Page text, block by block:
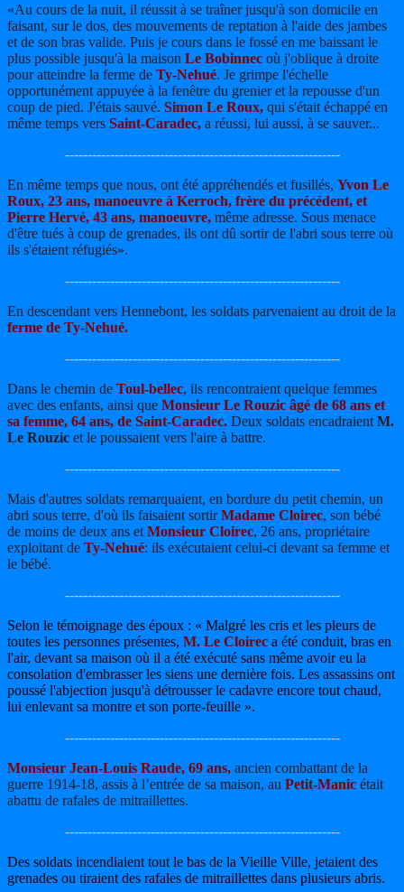
«Au cours de la nuit, il réussit à se traîner jusqu'à son domicile en
faisant, sur le dos, des mouvements de reptation à l'aide des jambes
et de son bras valide. Puis je cours dans le fossé en me baissant le
plus possible jusqu'à la maison Le Bobinnec où j'oblique à droite
pour atteindre la ferme de Ty-Nehué. Je grimpe l'échelle
opportunément appuyée à la fenêtre du grenier et la repousse d'un
coup de pied. J'étais sauvé. Simon Le Roux, qui s'était échappé en
même temps vers Saint-Caradec, a réussi, lui aussi, à se sauver...
-------------------------------------------------------------
En même temps que nous, ont été appréhendés et fusillés, Yvon Le
Roux, 23 ans, manoeuvre à Kerroch, frère du précédent, et
Pierre Hervé, 43 ans, manoeuvre, même adresse. Sous menace
d'être tués à coup de grenades, ils ont dû sortir de l'abri sous terre où
ils s'étaient réfugiés».
-------------------------------------------------------------
En descendant vers Hennebont, les soldats parvenaient au droit de la
ferme de Ty-Nehué.
-------------------------------------------------------------
Dans le chemin de Toul-bellec, ils rencontraient quelque femmes
avec des enfants, ainsi que Monsieur Le Rouzic âgé de 68 ans et
sa femme, 64 ans, de Saint-Caradec. Deux soldats encadraient M.
Le Rouzic et le poussaient vers l'aire à battre.
-------------------------------------------------------------
Mais d'autres soldats remarquaient, en bordure du petit chemin, un
abri sous terre, d'où ils faisaient sortirMadame Cloirec, son bébé
de moins de deux ans et Monsieur Cloirec, 26 ans, propriétaire
exploitant de Ty-Nehué: ils exécutaient celui-ci devant sa femme et
le bébé.
-------------------------------------------------------------
Selon le témoignage des époux : « Malgré les cris et les pleurs de
toutes les personnes présentes, M. Le Cloirec a été conduit, bras en
l'air, devant sa maison où il a été exécuté sans même avoir eu la
consolation d'embrasser les siens une dernière fois. Les assassins ont
poussé l'abjection jusqu'à détrousser le cadavre encore tout chaud,
lui enlevant sa montre et son porte-feuille ».
-------------------------------------------------------------
Monsieur Jean-Louis Raude, 69 ans, ancien combattant de la
guerre 1914-18, assis à l’entrée de sa maison, au Petit-Manic était
abattu de rafales de mitraillettes.
-------------------------------------------------------------
Des soldats incendiaient tout le bas de la Vieille Ville, jetaient des
grenades ou tiraient des rafales de mitraillettes dans plusieurs abris.